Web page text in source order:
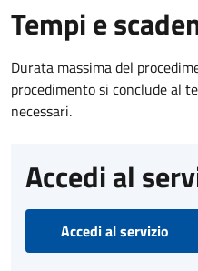
Tempi e
Durata massima del
procedimento si conclude al
necessari.
Accedi al
Accedi al servizio